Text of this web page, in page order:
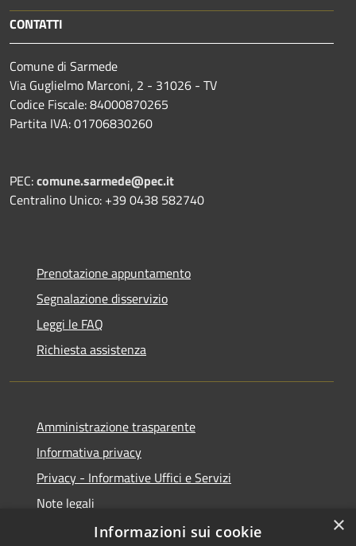
CONTATTI
Comune di Sarmede
Via Guglielmo Marconi, 2 - 31026 - TV
Codice Fiscale: 84000870265
Partita IVA: 01706830260
PEC:comune.sarmede@pec.it
Centralino Unico: +39 0438 582740
Prenotazione appuntamento
Segnalazione disservizio
Leggi le FAQ
Richiesta assistenza
Amministrazione trasparente
Informativa privacy
Privacy - Informative Uffici e Servizi
Note legali
Dichiarazione di accessibilità
×
Informazioni sui cookie